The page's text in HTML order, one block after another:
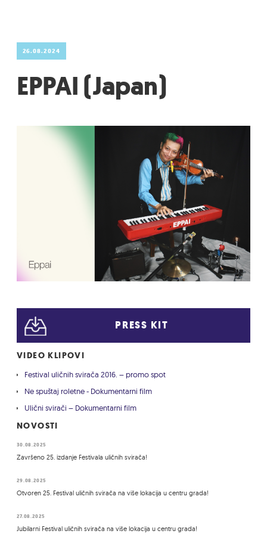
26.08.2024
EPPAI (Japan)
PRESS KIT
VIDEO KLIPOVI
Festival uličnih svirača 2016. – promo spot
Ne spuštaj roletne - Dokumentarni film
Ulični svirači – Dokumentarni film
NOVOSTI
30.08.2025
Završeno 25. izdanje Festivala uličnih svirača!
29.08.2025
Otvoren 25. Festival uličnih svirača na više lokacija u centru grada!
27.08.2025
Jubilarni Festival uličnih svirača na više lokacija u centru grada!